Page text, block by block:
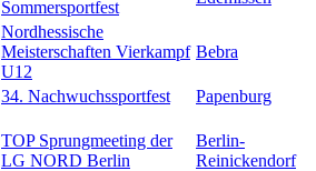
Sommersportfest
Nordhessische
Meisterschaften Vierkampf
U12
Bebra
34. Nachwuchssportfest Papenburg
TOP Sprungmeeting der
LG NORD Berlin
Berlin-
Reinickendorf